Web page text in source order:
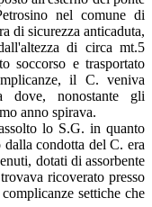
nel comune di
di sicurezza anticaduta,
di circa mt.5
soccorso e trasportato
il C. veniva
dove, nonostante gli
anno spirava.
lo S.G. in quanto
condotta del C. era
dotati di assorbente
ricoverato presso
settiche che